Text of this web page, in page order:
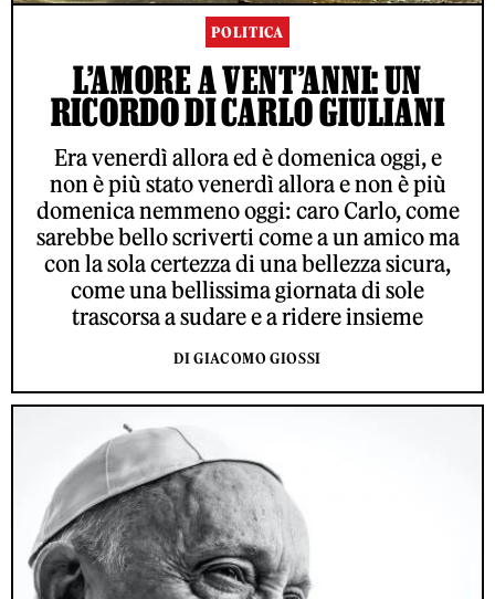
POLITICA
L’AMORE A VENT’ANNI: UN
RICORDO DI CARLO GIULIANI
Era venerdì allora ed è domenica oggi, e
non è più stato venerdì allora e non è più
domenica nemmeno oggi: caro Carlo, come
sarebbe bello scriverti come a un amico ma
con la sola certezza di una bellezza sicura,
come una bellissima giornata di sole
trascorsa a sudare e a ridere insieme
DI GIACOMO GIOSSI